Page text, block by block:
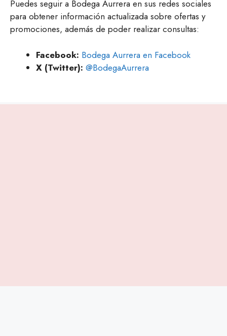
Puedes seguir a Bodega Aurrera en sus redes sociales
para obtener información actualizada sobre ofertas y
promociones, además de poder realizar consultas:
Facebook: Bodega Aurrera en Facebook
X (Twitter): @BodegaAurrera